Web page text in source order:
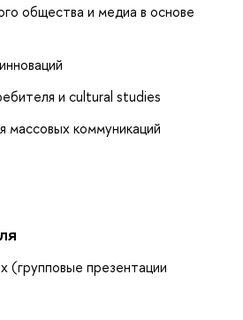
общества и медиа в основе
и cultural studies
массовых коммуникаций
(групповые презентации